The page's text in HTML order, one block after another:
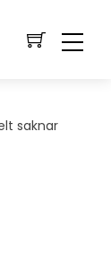
saknar